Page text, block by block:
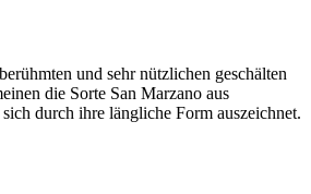
und sehr nützlichen geschälten
die Sorte San Marzano aus
durch ihre längliche Form auszeichnet.